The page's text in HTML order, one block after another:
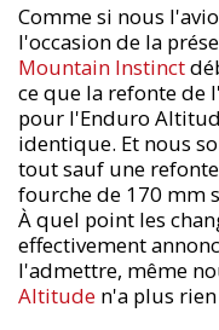
Comme si nous
l'occasion de la
Mountain Instinct
ce que la refonte
pour l'Enduro
identique. Et nous
tout sauf une
fourche de 170 mm
À quel point les
effectivement
l'admettre, même
Altituden'a plus rien